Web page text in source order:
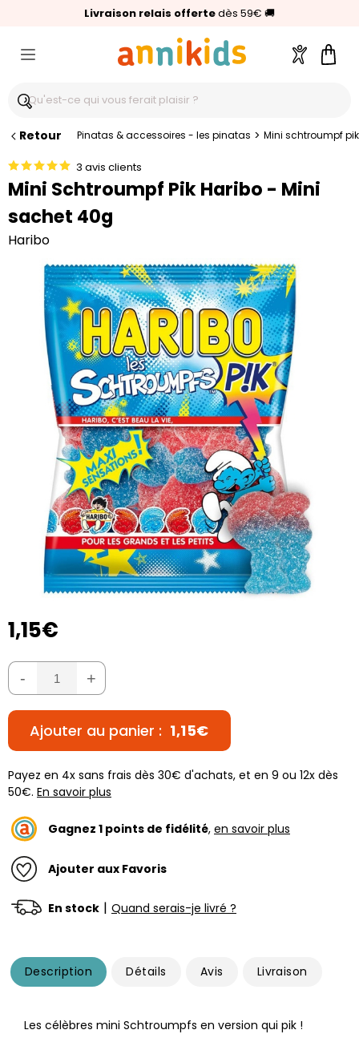
Livraison relais offertedès 59€ 🚚
🥇Palmarès Capital 2025 :Annikids N°1
⭐⭐⭐⭐⭐4,6/5(24 000 avis clients)
Compte
Retour Pinatas & accessoires - les pinatas > Mini schtroumpf
3 avis clients
Mini Schtroumpf Pik Haribo - Mini
sachet 40g
Haribo
1,15€
- +
Ajouter au panier : 1,15€
Payez en 4x sans frais dès 30€ d'achats, et en 9 ou 12x dès
50€. En savoir plus
Gagnez 1 points de fidélité, en savoir plus
Ajouter aux Favoris
En stock | Quand serais-je livré ?
Description Détails Avis Livraison
Les célèbres mini Schtroumpfs en version qui pik !